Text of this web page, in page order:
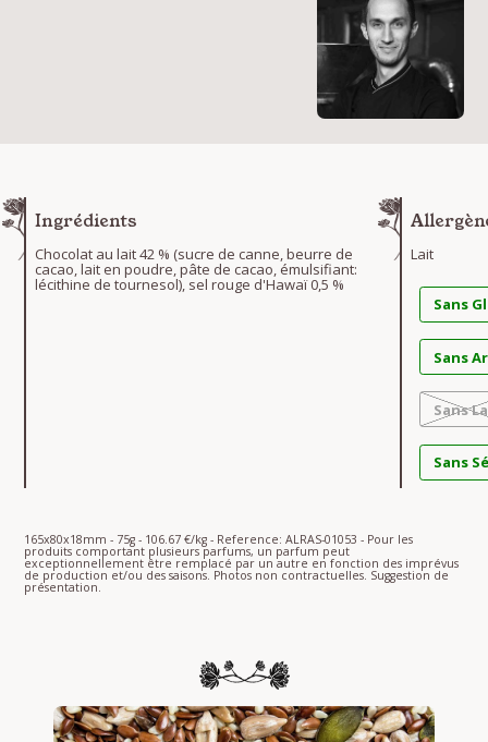
Ingrédients
Chocolat au lait 42 % (sucre de canne, beurre de
cacao, lait en poudre, pâte de cacao, émulsifiant:
lécithine de tournesol), sel rouge d'Hawaï 0,5 %
Lait
Sans
Sans
Sans
Sans
165x80x18mm - 75g - 106.67 €/kg - Reference: ALRAS-01053 - Pour les
produits comportant plusieurs parfums, un parfum peut
exceptionnellement être remplacé par un autre en fonction des imprévus
de production et/ou des saisons. Photos non contractuelles. Suggestion de
présentation.